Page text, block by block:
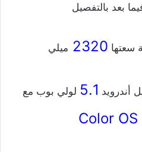
بعد بالتفصيل
سعتها 2320 ميلي
أندرويد 5.1 لولي بوب مع
Color OS